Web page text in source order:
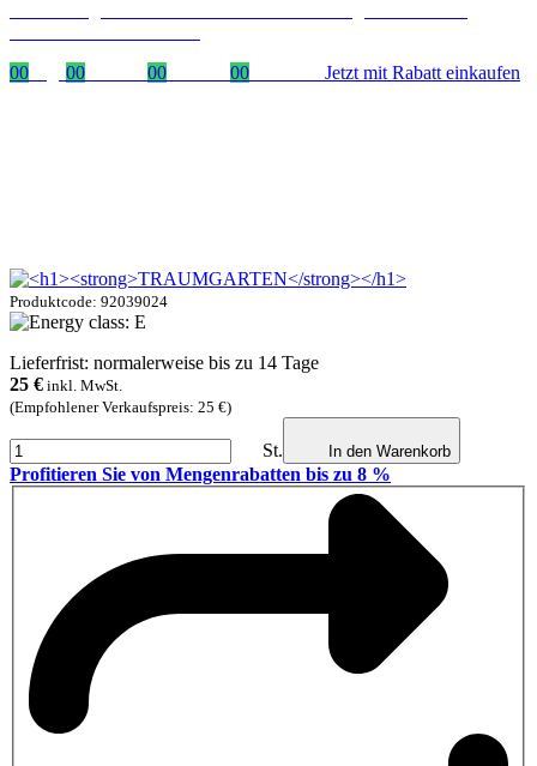
00
00 00 00 Jetzt mit Rabatt einkaufen
Produktcode: 92039024
Lieferfrist: normalerweise bis zu 14 Tage
25 € inkl. MwSt.
(Empfohlener Verkaufspreis: 25 €)
St. In den Warenkorb
Profitieren Sie von Mengenrabatten bis zu 8 %